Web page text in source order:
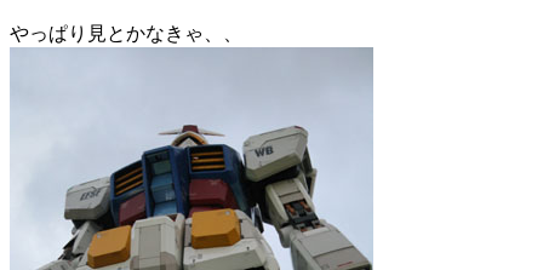
やっぱり見とかなきゃ、、